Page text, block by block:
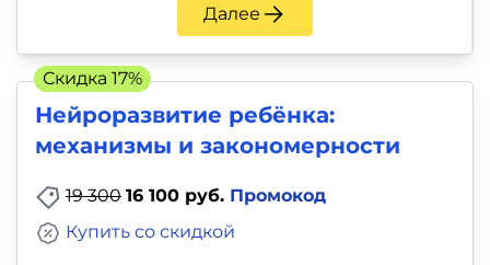
Далее
Нейроразвитие ребёнка:
механизмы и закономерности
19 300 16 100 руб. Промокод
Купить со скидкой
Скидка 17%